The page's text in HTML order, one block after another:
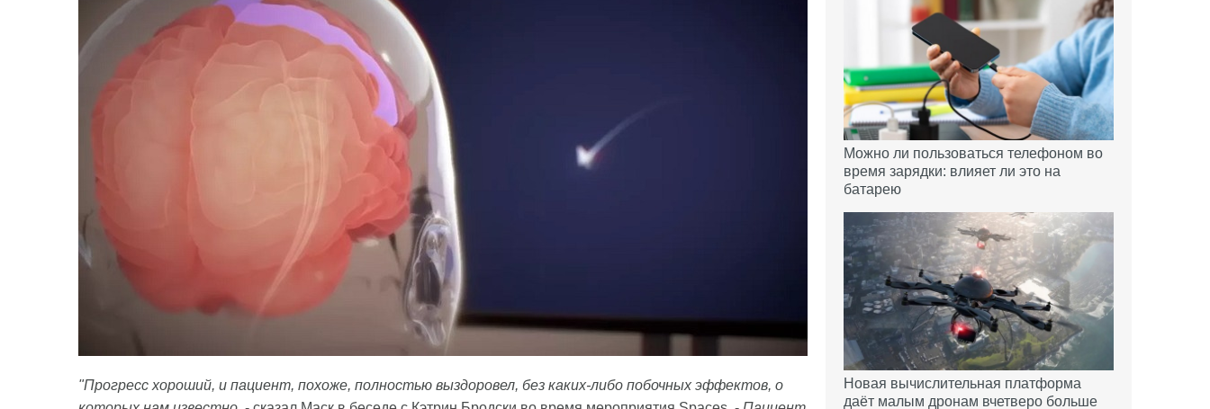
"Прогресс хороший, и пациент, похоже, полностью выздоровел, без каких-либо побочных эффектов, о
Можно ли пользоваться телефоном во
время зарядки: влияет ли это на
батарею
Новая вычислительная платформа
даёт малым дронам вчетверо больше